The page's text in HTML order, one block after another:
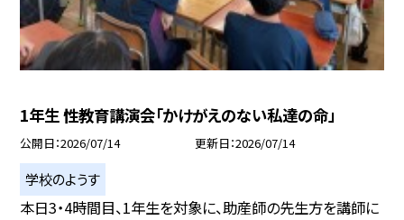
1年生 性教育講演会「かけがえのない私達の命」
公開日 2026/07/14 更新日 2026/07/14
学校のようす
本日3・4時間目、1年生を対象に、助産師の先生方を講師に